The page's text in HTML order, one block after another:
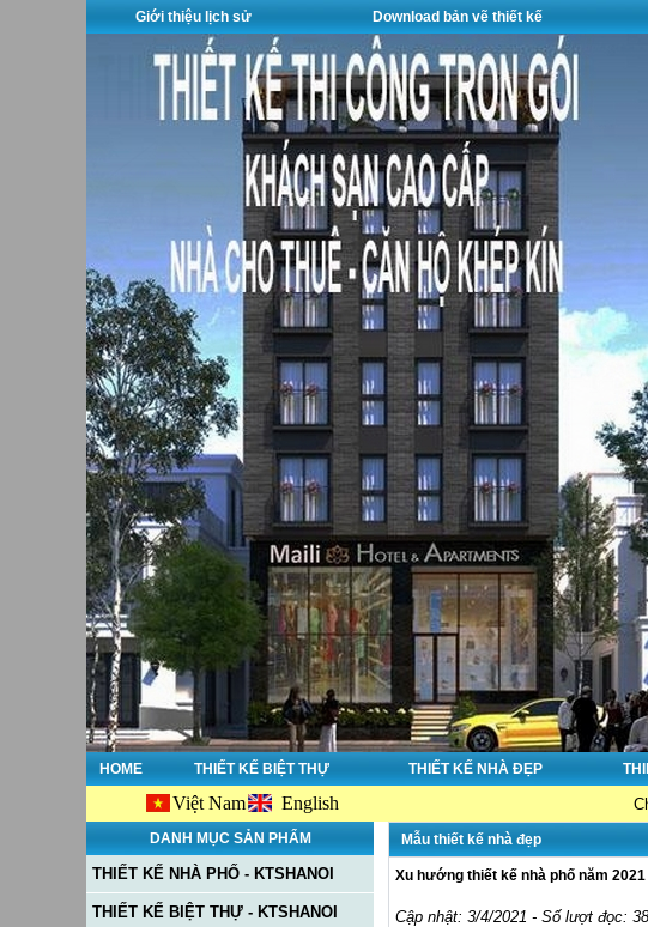
Giới thiệu lịch sử Download bản vẽ thiết kế
HOME THIẾT KẾ BIỆT THỰ THIẾT KẾ NHÀ ĐẸP
Việt Nam English Chào mừng
DANH MỤC SẢN PHẨM
THIẾT KẾ NHÀ PHỐ - KTSHANOI
THIẾT KẾ BIỆT THỰ - KTSHANOI
Mẫu thiết kế nhà đẹp
Xu hướng thiết kế nhà phố năm 2021
Cập nhật: 3/4/2021 - Số lượt đọc: